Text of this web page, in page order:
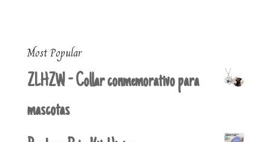
Most Popular
ZLHZW - Collar conmemorativo para
mascotas